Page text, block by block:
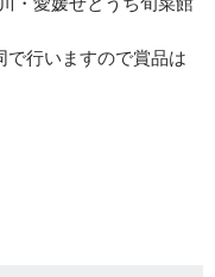
行いますので賞品は